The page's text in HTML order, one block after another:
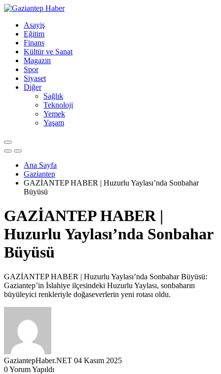
Asayiş
Eğitim
Finans
Kültür ve Sanat
Magazin
Spor
Siyaset
Diğer
Sağlık
Teknoloji
Yemek
Yaşam
Ana Sayfa
Gaziantep
GAZİANTEP HABER | Huzurlu Yaylası’nda Sonbahar
Büyüsü
GAZİANTEP HABER |
Huzurlu Yaylası’nda Sonbahar
Büyüsü
GAZİANTEP HABER | Huzurlu Yaylası’nda Sonbahar Büyüsü:
Gaziantep’in İslahiye ilçesindeki Huzurlu Yaylası, sonbaharın
büyüleyici renkleriyle doğaseverlerin yeni rotası oldu.
GaziantepHaber.NET 04 Kasım 2025
0 Yorum Yapıldı